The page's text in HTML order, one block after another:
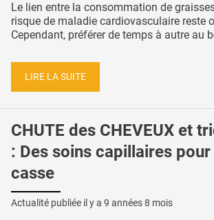
Le lien entre la consommation de
risque de maladie cardiovasculaire reste
Cependant, préférer de temps à autre au
LIRE LA SUITE
CHUTE des CHEVEUX et
: Des soins capillaires
casse
Actualité publiée il y a 9 années 8 mois